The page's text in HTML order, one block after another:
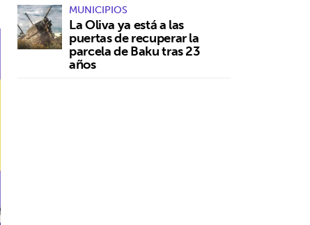
MUNICIPIOS
La Oliva ya está a las
puertas de recuperar la
parcela de Baku tras 23
años